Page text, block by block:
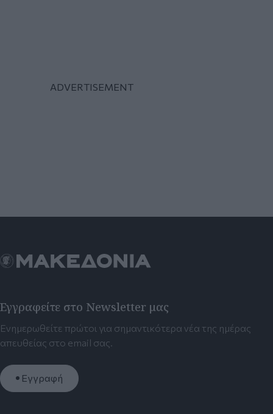
Εγγραφείτε στο Newsletter μας
Ενημερωθείτε πρώτοι για σημαντικότερα νέα της ημέρας
απευθείας στο email σας.
Εγγραφή